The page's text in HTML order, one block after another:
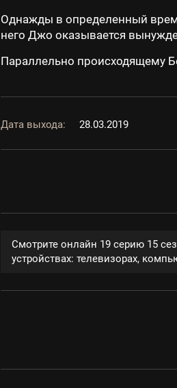
Однажды в определенный
него Джо оказывается
Параллельно происходящему
Дата выхода: 28.03.2019
Смотрите онлайн 19 серию 15
устройствах: телевизорах,